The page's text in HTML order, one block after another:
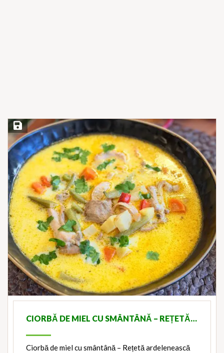
Save Recipe
CIORBĂ DE MIEL CU SMÂNTÂNĂ – REȚETĂ…
Ciorbă de miel cu smântână – Rețetă ardelenească